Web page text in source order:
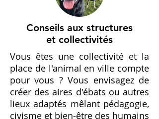
Conseils aux structures
et collectivités
Vous êtes une collectivité et la
place de l'animal en ville compte
pour vous ? Vous envisagez de
créer des aires d'ébats ou autres
lieux adaptés mêlant pédagogie,
civisme et bien-être des humains